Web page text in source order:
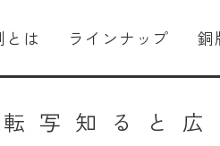
とは ラインナップ 銅
写 知ると広